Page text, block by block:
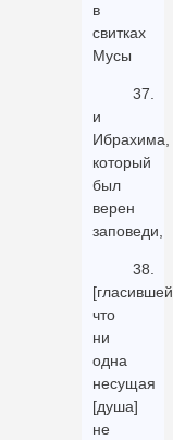
в
свитках
Мусы
37.
и
Ибрахима,
который
был
верен
заповеди,
38.
что
ни
одна
несущая
[душа]
не